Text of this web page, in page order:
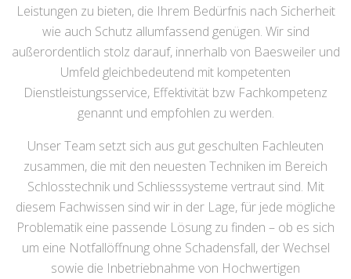
Leistungen zu bieten, die Ihrem Bedürfnis nach Sicherheit
wie auch Schutz allumfassend genügen. Wir sind
außerordentlich stolz darauf, innerhalb von Baesweiler und
Umfeld gleichbedeutend mit kompetenten
Dienstleistungsservice, Effektivität bzw Fachkompetenz
genannt und empfohlen zu werden.
Unser Team setzt sich aus gut geschulten Fachleuten
zusammen, die mit den neuesten Techniken im Bereich
Schlosstechnik und Schliesssysteme vertraut sind. Mit
diesem Fachwissen sind wir in der Lage, für jede mögliche
Problematik eine passende Lösung zu finden – ob es sich
um eine Notfallöffnung ohne Schadensfall, der Wechsel
sowie die Inbetriebnahme von Hochwertigen